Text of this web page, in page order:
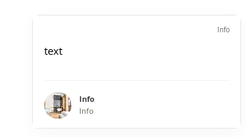
Info
text
Info
Info